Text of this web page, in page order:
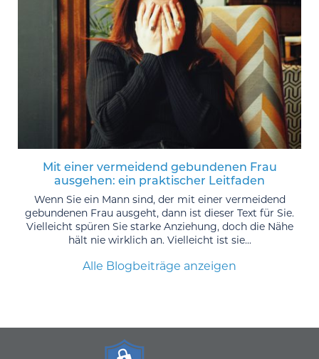
Mit einer vermeidend gebundenen Frau
ausgehen: ein praktischer Leitfaden
Wenn Sie ein Mann sind, der mit einer vermeidend
gebundenen Frau ausgeht, dann ist dieser Text für Sie.
Vielleicht spüren Sie starke Anziehung, doch die Nähe
hält nie wirklich an. Vielleicht ist sie...
Alle Blogbeiträge anzeigen